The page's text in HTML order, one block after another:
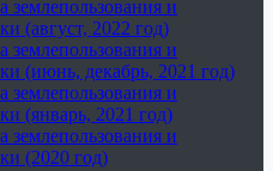
землепользования и
(август, 2022 год)
землепользования и
(июнь, декабрь, 2021 год)
землепользования и
(январь, 2021 год)
землепользования и
(2020 год)